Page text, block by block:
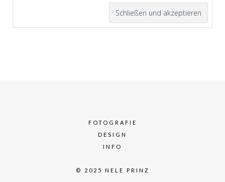
FOTOGRAFIE
DESIGN
INFO
© 2025 NELE PRINZ